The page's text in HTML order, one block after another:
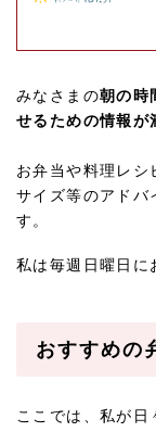
みなさまの朝の時
せるための情報が
お弁当や料理レシ
サイズ等のアドバ
す。
私は毎週日曜日に
おすすめの
ここでは、私が日